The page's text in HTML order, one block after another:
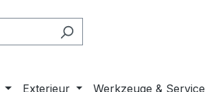
Exterieur
Werkzeuge & Service